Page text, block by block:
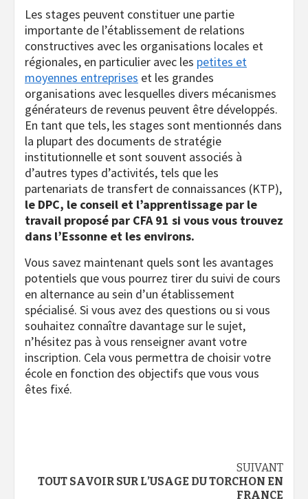
Les stages peuvent constituer une partie
importante de l’établissement de relations
constructives avec les organisations locales et
régionales, en particulier avec les petites et
moyennes entreprises et les grandes
organisations avec lesquelles divers mécanismes
générateurs de revenus peuvent être développés.
En tant que tels, les stages sont mentionnés dans
la plupart des documents de stratégie
institutionnelle et sont souvent associés à
d’autres types d’activités, tels que les
partenariats de transfert de connaissances (KTP),
le DPC, le conseil et l’apprentissage par le
travail proposé par CFA 91 si vous vous trouvez
dans l’Essonne et les environs.
Vous savez maintenant quels sont les avantages
potentiels que vous pourrez tirer du suivi de cours
en alternance au sein d’un établissement
spécialisé. Si vous avez des questions ou si vous
souhaitez connaître davantage sur le sujet,
n’hésitez pas à vous renseigner avant votre
inscription. Cela vous permettra de choisir votre
école en fonction des objectifs que vous vous
êtes fixé.
Navigation
SUIVANT
TOUT SAVOIR SUR L’USAGE DU TORCHON EN
FRANCE